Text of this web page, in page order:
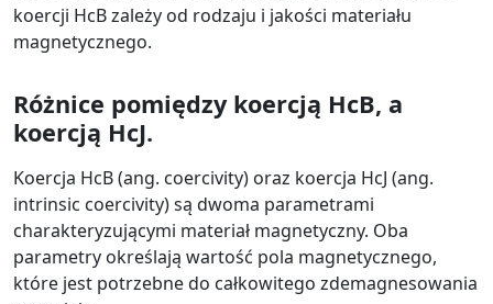
koercji HcB zależy od rodzaju i jakości materiału
magnetycznego.
Różnice pomiędzy koercją HcB, a
koercją HcJ.
Koercja HcB (ang. coercivity) oraz koercja HcJ (ang.
intrinsic coercivity) są dwoma parametrami
charakteryzującymi materiał magnetyczny. Oba
parametry określają wartość pola magnetycznego,
które jest potrzebne do całkowitego zdemagnesowania